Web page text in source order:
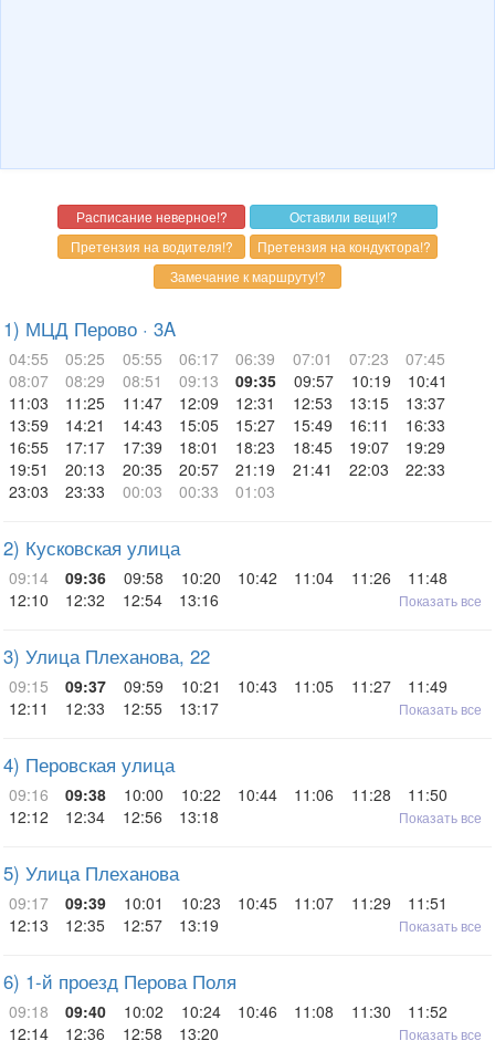
1) МЦД Перово · 3A
04:55 05:25 05:55 06:17 06:39 07:01 07:23
07:45
08:07
08:29 08:51 09:13 09:35 09:57 10:19
10:41
11:03
11:25 11:47 12:09 12:31 12:53 13:15
13:37
13:59
14:21 14:43 15:05 15:27 15:49 16:11
16:33
16:55
17:17 17:39 18:01 18:23 18:45 19:07
19:29
19:51
20:13 20:35 20:57 21:19 21:41 22:03
22:33
23:03
23:33 00:03 00:33 01:03
2) Кусковская улица
09:14 09:36 09:58 10:20 10:42 11:04 11:26
11:48
12:10
12:32 12:54 13:16 Показать все
3) Улица Плеханова, 22
09:15 09:37 09:59 10:21 10:43 11:05 11:27
11:49
12:11
12:33 12:55 13:17 Показать все
4) Перовская улица
09:16 09:38 10:00 10:22 10:44 11:06 11:28
11:50
12:12
12:34 12:56 13:18 Показать все
5) Улица Плеханова
09:17 09:39 10:01 10:23 10:45 11:07 11:29
11:51
12:13
12:35 12:57 13:19 Показать все
6) 1-й проезд Перова Поля
09:18 09:40 10:02 10:24 10:46 11:08 11:30
11:52
12:14
12:36 12:58 13:20 Показать все